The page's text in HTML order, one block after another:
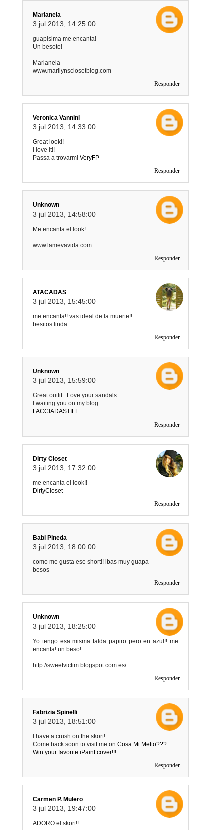
Marianela
3 jul 2013, 14:25:00
guapisima me encanta!
Un besote!
Marianela
www.marilynsclosetblog.com
Responder
Veronica Vannini
3 jul 2013, 14:33:00
Great look!!
I love it!!
Passa a trovarmi VeryFP
Responder
Unknown
3 jul 2013, 14:58:00
Me encanta el look!
www.lamevavida.com
Responder
ATACADAS
3 jul 2013, 15:45:00
me encanta!! vas ideal de la muerte!!
besitos linda
Responder
Unknown
3 jul 2013, 15:59:00
Great outfit.. Love your sandals
I waiting you on my blog
FACCIADASTILE
Responder
Dirty Closet
3 jul 2013, 17:32:00
me encanta el look!!
DirtyCloset
Responder
Babi Pineda
3 jul 2013, 18:00:00
como me gusta ese short!! ibas muy guapa
besos
Responder
Unknown
3 jul 2013, 18:25:00
Yo tengo esa misma falda papiro pero en azul!! me
encanta! un beso!
http://sweetvictim.blogspot.com.es/
Responder
Fabrizia Spinelli
3 jul 2013, 18:51:00
I have a crush on the skort!
Come back soon to visit me on Cosa Mi Metto???
Win your favorite iPaint cover!!!
Responder
Carmen P. Mulero
3 jul 2013, 19:47:00
ADORO el skort!!